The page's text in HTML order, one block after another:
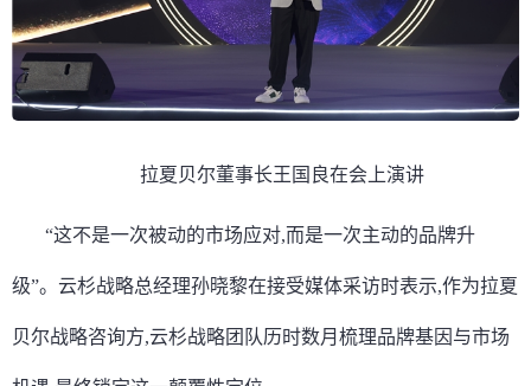
拉夏贝尔董事长王国良在会上演讲
“这不是一次被动的市场应对,而是一次主动的品牌升
级”。云杉战略总经理孙晓黎在接受媒体采访时表示,作为拉夏
贝尔战略咨询方,云杉战略团队历时数月梳理品牌基因与市场